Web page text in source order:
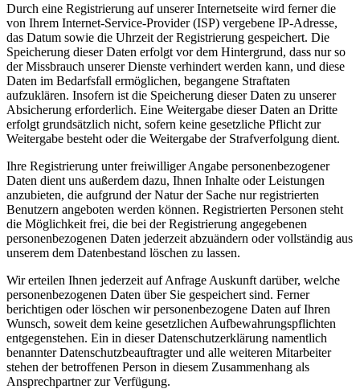
Durch eine Registrierung auf unserer Internetseite wird ferner die
von Ihrem Internet-Service-Provider (ISP) vergebene IP-Adresse,
das Datum sowie die Uhrzeit der Registrierung gespeichert. Die
Speicherung dieser Daten erfolgt vor dem Hintergrund, dass nur so
der Missbrauch unserer Dienste verhindert werden kann, und diese
Daten im Bedarfsfall ermöglichen, begangene Straftaten
aufzuklären. Insofern ist die Speicherung dieser Daten zu unserer
Absicherung erforderlich. Eine Weitergabe dieser Daten an Dritte
erfolgt grundsätzlich nicht, sofern keine gesetzliche Pflicht zur
Weitergabe besteht oder die Weitergabe der Strafverfolgung dient.
Ihre Registrierung unter freiwilliger Angabe personenbezogener
Daten dient uns außerdem dazu, Ihnen Inhalte oder Leistungen
anzubieten, die aufgrund der Natur der Sache nur registrierten
Benutzern angeboten werden können. Registrierten Personen steht
die Möglichkeit frei, die bei der Registrierung angegebenen
personenbezogenen Daten jederzeit abzuändern oder vollständig aus
unserem dem Datenbestand löschen zu lassen.
Wir erteilen Ihnen jederzeit auf Anfrage Auskunft darüber, welche
personenbezogenen Daten über Sie gespeichert sind. Ferner
berichtigen oder löschen wir personenbezogene Daten auf Ihren
Wunsch, soweit dem keine gesetzlichen Aufbewahrungspflichten
entgegenstehen. Ein in dieser Datenschutzerklärung namentlich
benannter Datenschutzbeauftragter und alle weiteren Mitarbeiter
stehen der betroffenen Person in diesem Zusammenhang als
Ansprechpartner zur Verfügung.